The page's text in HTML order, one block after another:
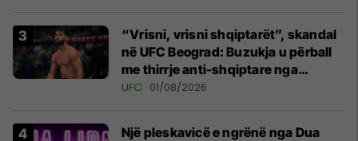
“Vrisni, vrisni shqiptarët”, skandal
në UFC Beograd: Buzukja u përball
me thirrje anti-shqiptare nga
tribunat
UFC 01/08/2026
Një pleskavicë e ngrënë nga Dua